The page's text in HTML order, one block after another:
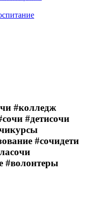
#колледж
#детисочи
#сочидети
#волонтеры